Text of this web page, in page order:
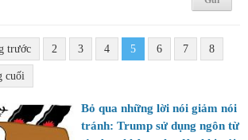
trước 2 3 4 5 6 7 8
cuối
Bỏ qua những lời nói giảm nói
tránh: Trump sử dụng ngôn từ